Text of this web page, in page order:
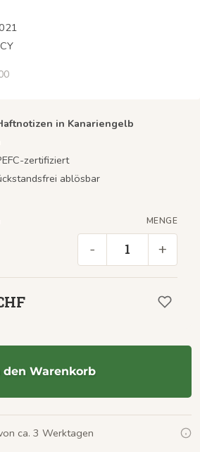
in Kanariengelb
zertifiziert
ablösbar
MENGE
- +
den Warenkorb
ca. 3 Werktagen